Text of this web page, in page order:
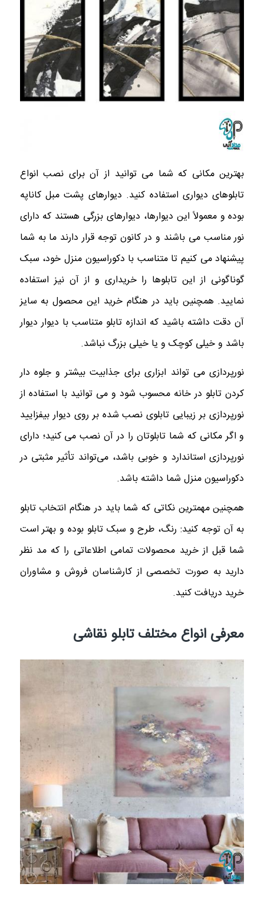
بهترین مکانی که شما می توانید از آن برای نصب انواع
تابلوهای دیواری استفاده کنید. دیوارهای پشت مبل کاناپه
بوده و معمولاً این دیوارها، دیوارهای بزرگی هستند که دارای
نور مناسب می باشند و در کانون توجه قرار دارند ما به شما
پیشنهاد می کنیم تا متناسب با دکوراسیون منزل خود، سبک
گوناگونی از این تابلوها را خریداری و از آن نیز استفاده
نمایید. همچنین باید در هنگام خرید این محصول به سایز
آن دقت داشته باشید که اندازه تابلو متناسب با دیوار دیوار
باشد و خیلی کوچک و یا خیلی بزرگ نباشد.
نورپردازی می تواند ابزاری برای جذابیت بیشتر و جلوه دار
کردن تابلو در خانه محسوب شود و می توانید با استفاده از
نورپردازی بر زیبایی تابلوی نصب شده بر روی دیوار بیفزایید
و اگر مکانی که شما تابلوتان را در آن نصب می کنید؛ دارای
نورپردازی استاندارد و خوبی باشد، می‌تواند تأثیر مثبتی در
دکوراسیون منزل شما داشته باشد.
همچنین مهمترین نکاتی که شما باید در هنگام انتخاب تابلو
به آن توجه کنید: رنگ، طرح و سبک تابلو بوده و بهتر است
شما قبل از خرید محصولات تمامی اطلاعاتی را که مد نظر
دارید به صورت تخصصی از کارشناسان فروش و مشاوران
خرید دریافت کنید.
معرفی انواع مختلف تابلو نقاشی